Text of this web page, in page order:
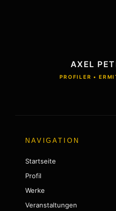
AXEL
PROFILER •
NAVIGATION
Startseite
Profil
Werke
Veranstaltungen